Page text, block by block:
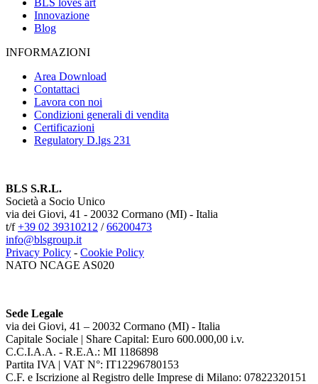
BLS loves art
Innovazione
Blog
INFORMAZIONI
Area Download
Contattaci
Lavora con noi
Condizioni generali di vendita
Certificazioni
Regulatory D.lgs 231
BLS S.R.L.
Società a Socio Unico
via dei Giovi, 41 - 20032 Cormano (MI) - Italia
t/f+39 02 39310212 /66200473
info@blsgroup.it
Privacy Policy - Cookie Policy
NATO NCAGE AS020
Sede Legale
via dei Giovi, 41 – 20032 Cormano (MI) - Italia
Capitale Sociale | Share Capital: Euro 600.000,00 i.v.
C.C.I.A.A. - R.E.A.: MI 1186898
Partita IVA | VAT N°: IT12296780153
C.F. e Iscrizione al Registro delle Imprese di Milano: 07822320151